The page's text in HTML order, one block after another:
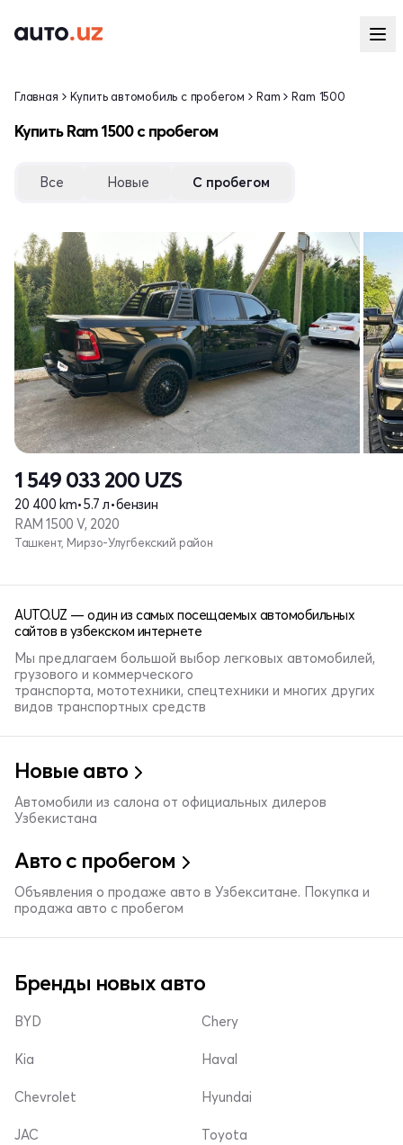
Главная Купить автомобиль с пробегом Ram Ram 1500
Купить Ram 1500 с пробегом
Все Новые С пробегом
1 549 033 200 UZS
20 400 km•5.7 л•бензин
RAM 1500 V, 2020
Ташкент, Мирзо-Улугбекский район
AUTO.UZ — один из самых посещаемых автомобильных
сайтов в узбекском интернете
Мы предлагаем большой выбор легковых автомобилей,
грузового и коммерческого
транспорта, мототехники, спецтехники и многих других
видов транспортных средств
Новые авто
Автомобили из салона от официальных дилеров
Узбекистана
Авто с пробегом
Объявления о продаже авто в Узбекситане. Покупка и
продажа авто с пробегом
Бренды новых авто
BYD
Kia
Chevrolet
Chery
Haval
Hyundai
JAC Toyota